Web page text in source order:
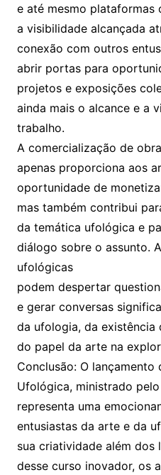
e até mesmo plataformas
a visibilidade alcançada
conexão com outros
abrir portas para
projetos e exposições
ainda mais o alcance e a
trabalho.
A comercialização de
apenas proporciona aos
oportunidade de
mas também contribui
da temática ufológica e
diálogo sobre o assunto.
ufológicas
podem despertar
e gerar conversas
da ufologia, da
do papel da arte na
Conclusão: O
Ufológica, ministrado
representa uma
entusiastas da arte e da
sua criatividade além dos
desse curso inovador, os